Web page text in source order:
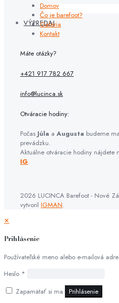
VÝPREDAJ
Domov
Čo je barefoot?
Galéria
Kontakt
Máte otázky?
+421 917 782 667
info@lucinca.sk
Otváracie hodiny:
Počas Júla a Augusta budeme
prevádzku.
Aktuálne otváracie hodiny nájdete
IG.
2026 LUCINCA Barefoot - Nové
vytvoril IGMAN.
✕
Prihlásenie
Používateľské meno alebo e-mailová
Heslo *
Zapamätať si ma
Prihlásenie